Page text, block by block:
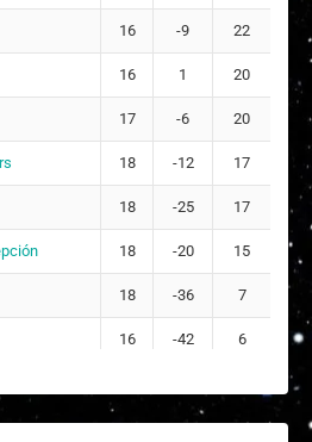
16 -9 22
16 1 20
17 -6 20
18 -12 17
18 -25 17
18 -20 15
18 -36 7
16 -42 6